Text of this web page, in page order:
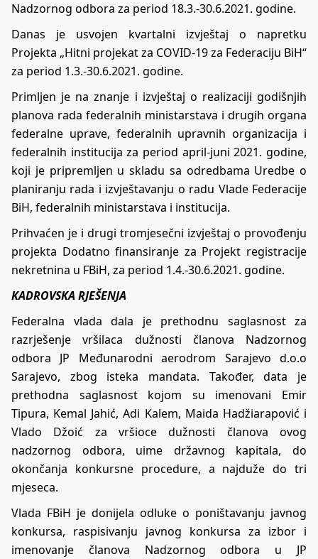
Nadzornog odbora za period 18.3.-30.6.2021. godine.
Danas je usvojen kvartalni izvještaj o napretku
Projekta „Hitni projekat za COVID-19 za Federaciju BiH“
za period 1.3.-30.6.2021. godine.
Primljen je na znanje i izvještaj o realizaciji godišnjih
planova rada federalnih ministarstava i drugih organa
federalne uprave, federalnih upravnih organizacija i
federalnih institucija za period april-juni 2021. godine,
koji je pripremljen u skladu sa odredbama Uredbe o
planiranju rada i izvještavanju o radu Vlade Federacije
BiH, federalnih ministarstava i institucija.
Prihvaćen je i drugi tromjesečni izvještaj o provođenju
projekta Dodatno finansiranje za Projekt registracije
nekretnina u FBiH, za period 1.4.-30.6.2021. godine.
KADROVSKA RJEŠENJA
Federalna vlada dala je prethodnu saglasnost za
razrješenje vršilaca dužnosti članova Nadzornog
odbora JP Međunarodni aerodrom Sarajevo d.o.o
Sarajevo, zbog isteka mandata. Također, data je
prethodna saglasnost kojom su imenovani Emir
Tipura, Kemal Jahić, Adi Kalem, Maida Hadžiarapović i
Vlado Džoić za vršioce dužnosti članova ovog
nadzornog odbora, uime državnog kapitala, do
okončanja konkursne procedure, a najduže do tri
mjeseca.
Vlada FBiH je donijela odluke o poništavanju javnog
konkursa, raspisivanju javnog konkursa za izbor i
imenovanje članova Nadzornog odbora u JP